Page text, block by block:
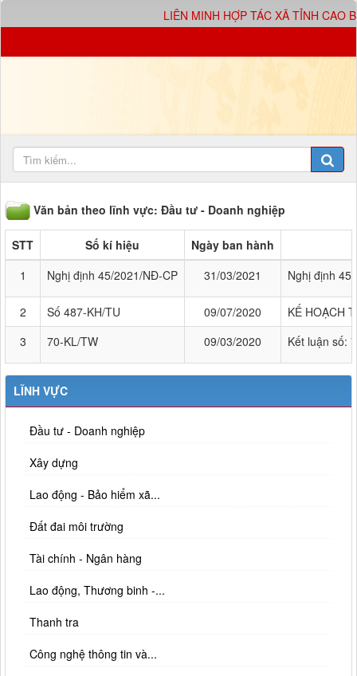
LIÊN MINH HỢP TÁC XÃ TỈNH CAO
Văn bản theo lĩnh vực: Đầu tư - Doanh nghiệp
STT Số kí hiệu
Ngày ban hành
1
Nghị định 45/2021/NĐ-CP 31/03/2021 Nghị định
2 Số 487-KH/TU 09/07/2020
KẾ HOẠCH
3
70-KL/TW 09/03/2020 Kết luận số:
LĨNH VỰC
Đầu tư - Doanh nghiệp
Xây dựng
Lao động - Bảo hiểm xã...
Đất đai môi trường
Tài chính - Ngân hàng
Lao động, Thương binh -...
Thanh tra
Công nghệ thông tin và...